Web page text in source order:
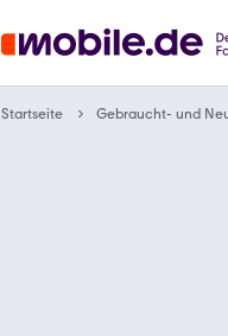
Startseite Gebraucht- und